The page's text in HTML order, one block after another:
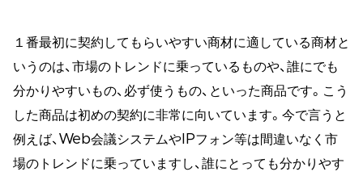
１番最初に契約してもらいやすい商材に適している商材と
いうのは、市場のトレンドに乗っているものや、誰にでも
分かりやすいもの、必ず使うもの、といった商品です。こう
した商品は初めの契約に非常に向いています。今で言うと
例えば、Web会議システムやIPフォン等は間違いなく市
場のトレンドに乗っていますし、誰にとっても分かりやす